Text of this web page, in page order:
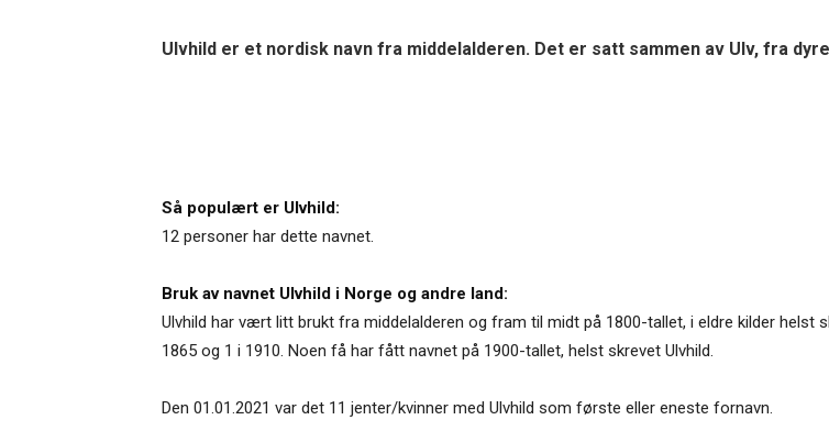
Ulvhild er et nordisk navn fra middelalderen. Det er satt sammen av Ulv, fra
Så populært er Ulvhild:
12 personer har dette navnet.
Bruk av navnet Ulvhild i Norge og andre land:
Ulvhild har vært litt brukt fra middelalderen og fram til midt på 1800-tallet, i eldre kilder helst
1865 og 1 i 1910. Noen få har fått navnet på 1900-tallet, helst skrevet Ulvhild.
Den 01.01.2021 var det 11 jenter/kvinner med Ulvhild som første eller eneste fornavn.